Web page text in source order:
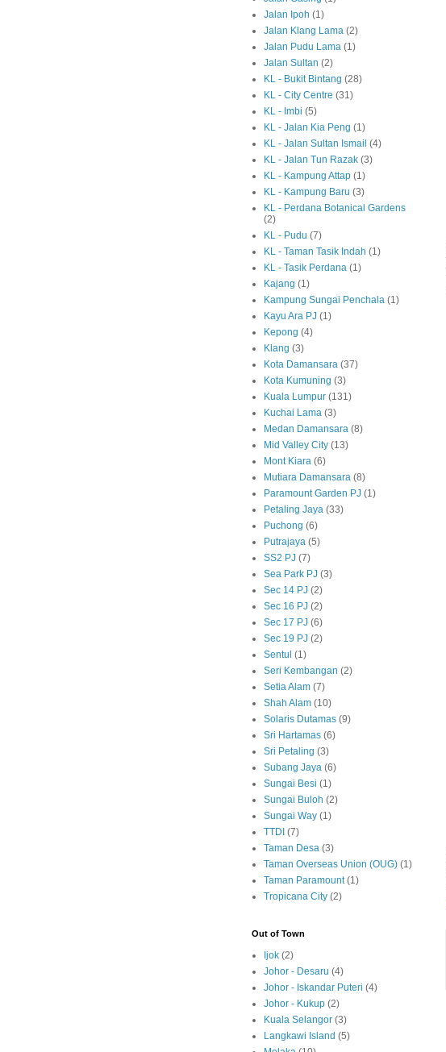
Jalan Ipoh (1)
Jalan Klang Lama (2)
Jalan Pudu Lama (1)
Jalan Sultan (2)
KL - Bukit Bintang (28)
KL - City Centre (31)
KL - Imbi (5)
KL - Jalan Kia Peng (1)
KL - Jalan Sultan Ismail (4)
KL - Jalan Tun Razak (3)
KL - Kampung Attap (1)
KL - Kampung Baru (3)
KL - Perdana Botanical Gardens
(2)
KL - Pudu (7)
KL - Taman Tasik Indah (1)
KL - Tasik Perdana (1)
Kajang (1)
Kampung Sungai Penchala (1)
Kayu Ara PJ (1)
Kepong (4)
Klang (3)
Kota Damansara (37)
Kota Kumuning (3)
Kuala Lumpur (131)
Kuchai Lama (3)
Medan Damansara (8)
Mid Valley City (13)
Mont Kiara (6)
Mutiara Damansara (8)
Paramount Garden PJ (1)
Petaling Jaya (33)
Puchong (6)
Putrajaya (5)
SS2 PJ (7)
Sea Park PJ (3)
Sec 14 PJ (2)
Sec 16 PJ (2)
Sec 17 PJ (6)
Sec 19 PJ (2)
Sentul (1)
Seri Kembangan (2)
Setia Alam (7)
Shah Alam (10)
Solaris Dutamas (9)
Sri Hartamas (6)
Sri Petaling (3)
Subang Jaya (6)
Sungai Besi (1)
Sungai Buloh (2)
Sungai Way (1)
TTDI (7)
Taman Desa (3)
Taman Overseas Union (OUG) (1)
Taman Paramount (1)
Tropicana City (2)
Out of Town
Ijok (2)
Johor - Desaru (4)
Johor - Iskandar Puteri (4)
Johor - Kukup (2)
Kuala Selangor (3)
Langkawi Island (5)